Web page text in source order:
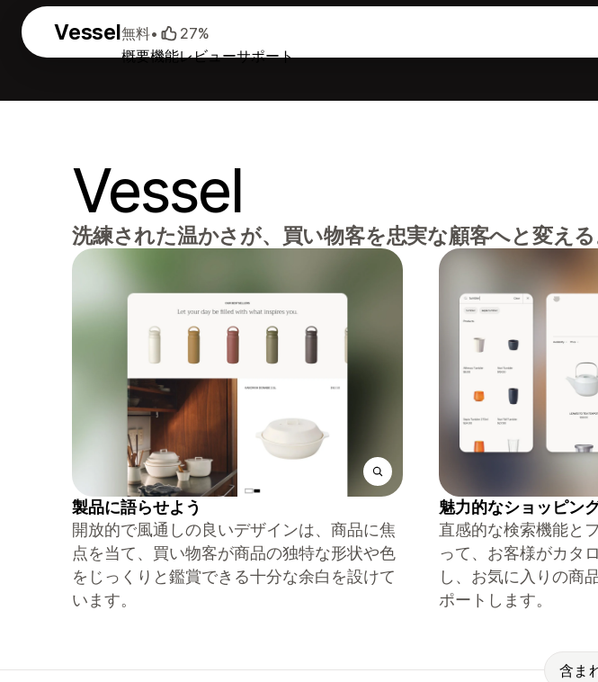
Vessel
概要機能レビューサポート
無料• 27%
Vessel
洗練された温かさが、買い物客を忠実な顧客へと変える
製品に語らせよう
開放的で風通しの良いデザインは、商品に焦
点を当て、買い物客が商品の独特な形状や色
をじっくりと鑑賞できる十分な余白を設けて
います。
魅力的なショッピン
直感的な検索機能と
って、お客様がカタ
し、お気に入りの商
ポートします。
含ま